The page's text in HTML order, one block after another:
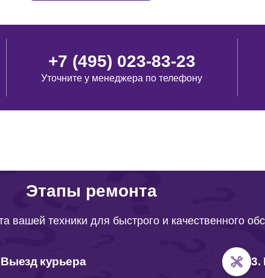
+7 (495) 023-83-23
Уточните у менеджера по телефону
Этапы ремонта
вашей техники для быстрого и качественного
Выезд курьера 3.